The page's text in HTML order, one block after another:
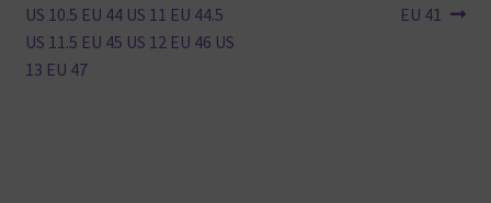
US 10.5 EU 44 US 11 EU 44.5
US 11.5 EU 45 US 12 EU 46 US
13 EU 47
EU 41